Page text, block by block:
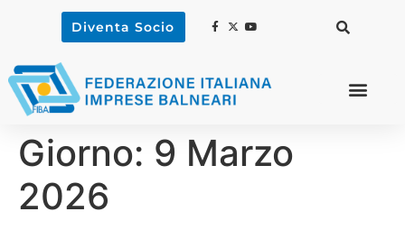
Diventa Socio
Giorno: 9 Marzo
2026